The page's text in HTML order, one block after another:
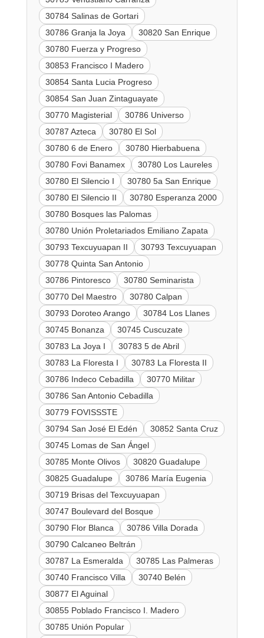
30784 Salinas de Gortari
30786 Granja la Joya
30820 San Enrique
30780 Fuerza y Progreso
30853 Francisco I Madero
30854 Santa Lucia Progreso
30854 San Juan Zintaguayate
30770 Magisterial
30786 Universo
30787 Azteca
30780 El Sol
30780 6 de Enero
30780 Hierbabuena
30780 Fovi Banamex
30780 Los Laureles
30780 El Silencio I
30780 5a San Enrique
30780 El Silencio II
30780 Esperanza 2000
30780 Bosques las Palomas
30780 Unión Proletariados Emiliano Zapata
30793 Texcuyuapan II
30793 Texcuyuapan
30778 Quinta San Antonio
30786 Pintoresco
30780 Seminarista
30770 Del Maestro
30780 Calpan
30793 Doroteo Arango
30784 Los Llanes
30745 Bonanza
30745 Cuscuzate
30783 La Joya I
30783 5 de Abril
30783 La Floresta I
30783 La Floresta II
30786 Indeco Cebadilla
30770 Militar
30786 San Antonio Cebadilla
30779 FOVISSSTE
30794 San José El Edén
30852 Santa Cruz
30745 Lomas de San Ángel
30785 Monte Olivos
30820 Guadalupe
30825 Guadalupe
30786 María Eugenia
30719 Brisas del Texcuyuapan
30747 Boulevard del Bosque
30790 Flor Blanca
30786 Villa Dorada
30790 Calcaneo Beltrán
30787 La Esmeralda
30785 Las Palmeras
30740 Francisco Villa
30740 Belén
30877 El Aguinal
30855 Poblado Francisco I. Madero
30785 Unión Popular